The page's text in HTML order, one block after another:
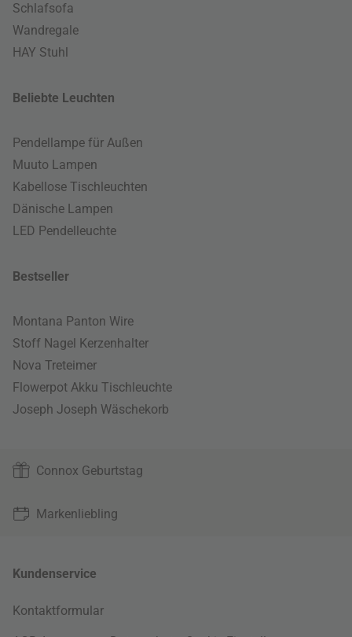
Schlafsofa
Wandregale
HAY Stuhl
Beliebte Leuchten
Pendellampe für Außen
Muuto Lampen
Kabellose Tischleuchten
Dänische Lampen
LED Pendelleuchte
Bestseller
Montana Panton Wire
Stoff Nagel Kerzenhalter
Nova Treteimer
Flowerpot Akku Tischleuchte
Joseph Joseph Wäschekorb
Connox Geburtstag
Markenliebling
Kundenservice
Kontaktformular